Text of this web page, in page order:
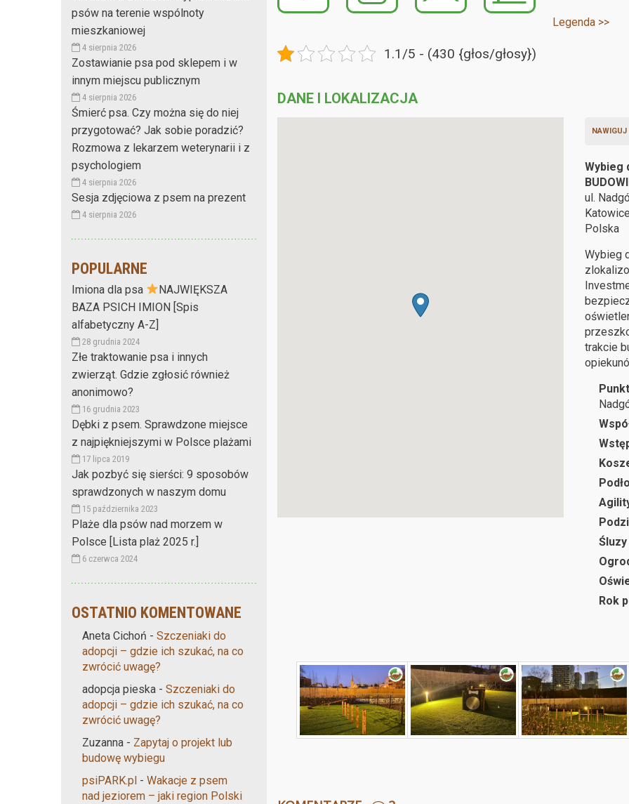
psów na terenie wspólnoty
mieszkaniowej
4 sierpnia 2026
Zostawianie psa pod sklepem i w
innym miejscu publicznym
4 sierpnia 2026
Śmierć psa. Czy można się do niej
przygotować? Jak sobie poradzić?
Rozmowa z lekarzem weterynarii i z
psychologiem
4 sierpnia 2026
Sesja zdjęciowa z psem na prezent
4 sierpnia 2026
POPULARNE
Imiona dla psa
NAJWIĘKSZA
BAZA PSICH IMION [Spis
alfabetyczny A-Z]
28 grudnia 2024
Złe traktowanie psa i innych
zwierząt. Gdzie zgłosić również
anonimowo?
16 grudnia 2023
Dębki z psem. Sprawdzone miejsce
z najpiękniejszymi w Polsce plażami
17 lipca 2019
Jak pozbyć się sierści: 9 sposobów
sprawdzonych w naszym domu
15 października 2023
Plaże dla psów nad morzem w
Polsce [Lista plaż 2025 r.]
6 czerwca 2024
OSTATNIO KOMENTOWANE
Aneta Cichoń - Szczeniaki do
adopcji – gdzie ich szukać, na co
zwrócić uwagę?
adopcja pieska - Szczeniaki do
adopcji – gdzie ich szukać, na co
zwrócić uwagę?
Zuzanna - Zapytaj o projekt lub
budowę wybiegu
psiPARK.pl - Wakacje z psem
nad jeziorem – jaki region Polski
Legenda >>
1.1/5 - (430 {głos/głosy})
DANE I LOKALIZACJA
NAWIGUJ
Wybieg
ul.
Polska
Wybieg
trakcie
Rok